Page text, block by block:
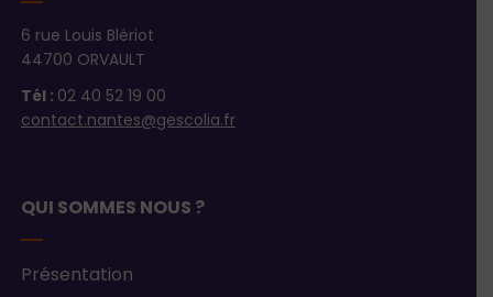
6 rue Louis Blériot
44700 ORVAULT
Tél : 02 40 52 19 00
contact.nantes@gescolia.fr
QUI SOMMES NOUS ?
Présentation